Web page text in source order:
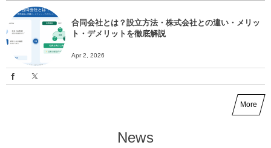
合同会社とは？設立方法・株式会社との違い・メリッ
ト・デメリットを徹底解説
Apr 2, 2026
More
News